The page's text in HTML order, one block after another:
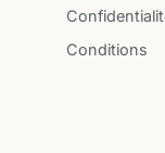
Conditions